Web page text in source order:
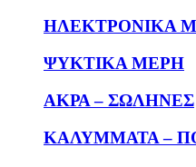
ΗΛΕΚΤΡΟΝΙΚΑ
ΨΥΚΤΙΚΑ ΜΕΡΗ
ΑΚΡΑ – ΣΩΛΗΝΕΣ
ΚΑΛΥΜΜΑΤΑ –